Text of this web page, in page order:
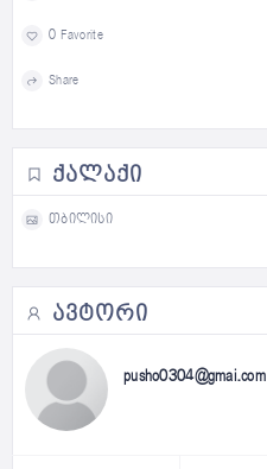
0 Favorite
Share
ᲥᲐᲚᲐᲥᲘ
თბილისი
ᲐᲕᲢᲝᲠᲘ
pusho0304@gmai.com